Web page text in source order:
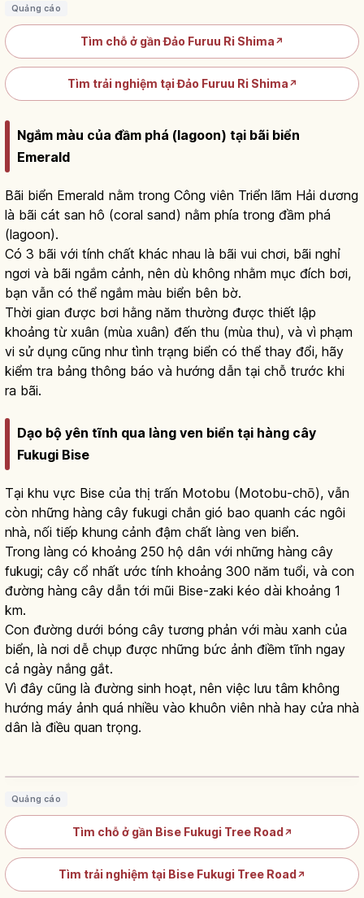
Quảng cáo
Tìm chỗ ở gần Đảo Furuu Ri Shima ↗
Tìm trải nghiệm tại Đảo Furuu Ri Shima ↗
Ngắm màu của đầm phá (lagoon) tại bãi biển
Emerald
Bãi biển Emerald nằm trong Công viên Triển lãm Hải dương
là bãi cát san hô (coral sand) nằm phía trong đầm phá
(lagoon).
Có 3 bãi với tính chất khác nhau là bãi vui chơi, bãi nghỉ
ngơi và bãi ngắm cảnh, nên dù không nhằm mục đích bơi,
bạn vẫn có thể ngắm màu biển bên bờ.
Thời gian được bơi hằng năm thường được thiết lập
khoảng từ xuân (mùa xuân) đến thu (mùa thu), và vì phạm
vi sử dụng cũng như tình trạng biển có thể thay đổi, hãy
kiểm tra bảng thông báo và hướng dẫn tại chỗ trước khi
ra bãi.
Dạo bộ yên tĩnh qua làng ven biển tại hàng cây
Fukugi Bise
Tại khu vực Bise của thị trấn Motobu (Motobu-chō), vẫn
còn những hàng cây fukugi chắn gió bao quanh các ngôi
nhà, nối tiếp khung cảnh đậm chất làng ven biển.
Trong làng có khoảng 250 hộ dân với những hàng cây
fukugi; cây cổ nhất ước tính khoảng 300 năm tuổi, và con
đường hàng cây dẫn tới mũi Bise-zaki kéo dài khoảng 1
km.
Con đường dưới bóng cây tương phản với màu xanh của
biển, là nơi dễ chụp được những bức ảnh điềm tĩnh ngay
cả ngày nắng gắt.
Vì đây cũng là đường sinh hoạt, nên việc lưu tâm không
hướng máy ảnh quá nhiều vào khuôn viên nhà hay cửa nhà
dân là điều quan trọng.
Hàng cây Fukugi Bise ở Okinawa:
Quảng cáo
Tìm chỗ ở gần Bise Fukugi Tree Road↗
Tìm trải nghiệm tại Bise Fukugi Tree Road↗